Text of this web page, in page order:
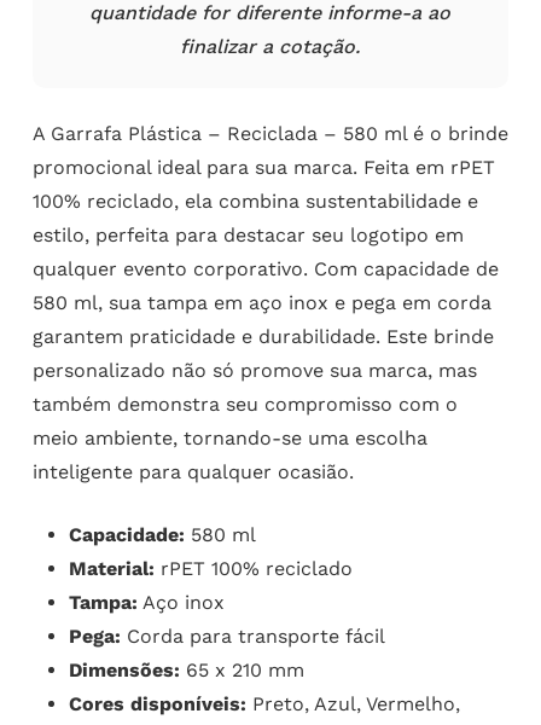
quantidade for diferente informe-a ao
finalizar a cotação.
A Garrafa Plástica – Reciclada – 580 ml é o brinde
promocional ideal para sua marca. Feita em rPET
100% reciclado, ela combina sustentabilidade e
estilo, perfeita para destacar seu logotipo em
qualquer evento corporativo. Com capacidade de
580 ml, sua tampa em aço inox e pega em corda
garantem praticidade e durabilidade. Este brinde
personalizado não só promove sua marca, mas
também demonstra seu compromisso com o
meio ambiente, tornando-se uma escolha
inteligente para qualquer ocasião.
Capacidade: 580 ml
Material: rPET 100% reciclado
Tampa: Aço inox
Pega: Corda para transporte fácil
Dimensões: 65 x 210 mm
Cores disponíveis: Preto, Azul, Vermelho,